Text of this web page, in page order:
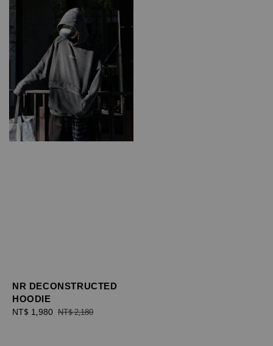
NR DECONSTRUCTED
HOODIE
Sale
NT$ 1,980 Regular
NT$ 2,180